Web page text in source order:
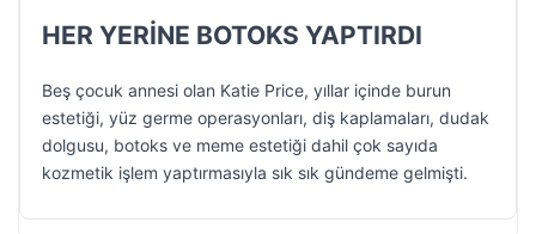
HER YERİNE BOTOKS YAPTIRDI
Beş çocuk annesi olan Katie Price, yıllar içinde burun
estetiği, yüz germe operasyonları, diş kaplamaları, dudak
dolgusu, botoks ve meme estetiği dahil çok sayıda
kozmetik işlem yaptırmasıyla sık sık gündeme gelmişti.